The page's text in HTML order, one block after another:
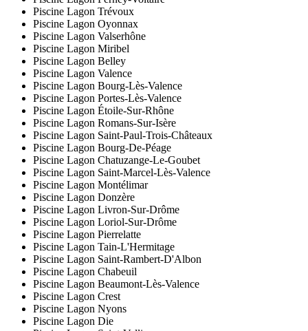
Piscine Lagon Trévoux
Piscine Lagon Oyonnax
Piscine Lagon Valserhône
Piscine Lagon Miribel
Piscine Lagon Belley
Piscine Lagon Valence
Piscine Lagon Bourg-Lès-Valence
Piscine Lagon Portes-Lès-Valence
Piscine Lagon Étoile-Sur-Rhône
Piscine Lagon Romans-Sur-Isère
Piscine Lagon Saint-Paul-Trois-Châteaux
Piscine Lagon Bourg-De-Péage
Piscine Lagon Chatuzange-Le-Goubet
Piscine Lagon Saint-Marcel-Lès-Valence
Piscine Lagon Montélimar
Piscine Lagon Donzère
Piscine Lagon Livron-Sur-Drôme
Piscine Lagon Loriol-Sur-Drôme
Piscine Lagon Pierrelatte
Piscine Lagon Tain-L'Hermitage
Piscine Lagon Saint-Rambert-D'Albon
Piscine Lagon Chabeuil
Piscine Lagon Beaumont-Lès-Valence
Piscine Lagon Crest
Piscine Lagon Nyons
Piscine Lagon Die